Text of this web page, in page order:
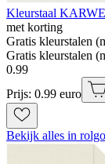
Kleurstaal
met korting
Gratis kleurstalen
Gratis kleurstalen
0.99
Prijs: 0.99 euro
Bekijk alles in